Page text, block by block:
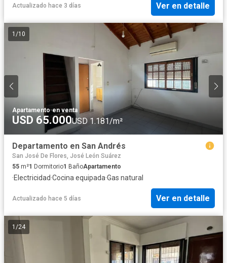
Actualizado hace 3 días Ver en detalle
1 /10
Apartamento·en venta
USD 65.000USD 1.181/m²
Departamento en San Andrés
San José De Flores, José León Suárez
55 m²1 Dormitorio1 BañoApartamento
·Electricidad·Cocina equipada·Gas natural
Actualizado hace 5 días Ver en detalle
1 /24